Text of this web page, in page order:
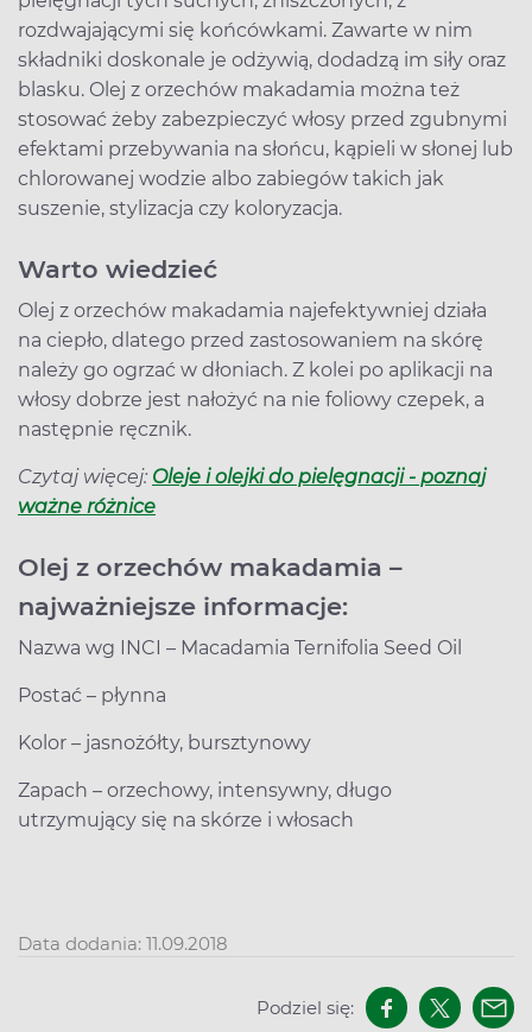
rozdwajającymi się końcówkami. Zawarte w nim
składniki doskonale je odżywią, dodadzą im siły oraz
blasku. Olej z orzechów makadamia można też
stosować żeby zabezpieczyć włosy przed zgubnymi
efektami przebywania na słońcu, kąpieli w słonej lub
chlorowanej wodzie albo zabiegów takich jak
suszenie, stylizacja czy koloryzacja.
Warto wiedzieć
Olej z orzechów makadamia najefektywniej działa
na ciepło, dlatego przed zastosowaniem na skórę
należy go ogrzać w dłoniach. Z kolei po aplikacji na
włosy dobrze jest nałożyć na nie foliowy czepek, a
następnie ręcznik.
Czytaj więcej: Oleje i olejki do pielęgnacji - poznaj
ważne różnice
Olej z orzechów makadamia –
najważniejsze informacje:
Nazwa wg INCI – Macadamia Ternifolia Seed Oil
Postać – płynna
Kolor – jasnożółty, bursztynowy
Zapach – orzechowy, intensywny, długo
utrzymujący się na skórze i włosach
Data dodania: 11.09.2018
Podziel się: